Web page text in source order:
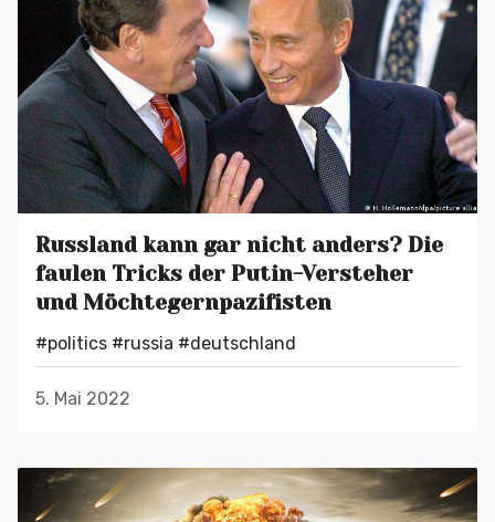
Russland kann gar nicht anders? Die
faulen Tricks der Putin-Versteher
und Möchtegernpazifisten
#politics #russia #deutschland
5. Mai 2022